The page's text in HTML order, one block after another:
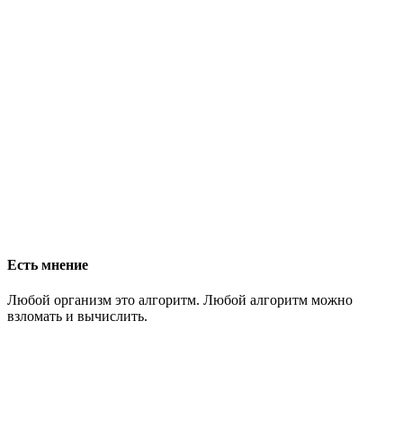
Есть мнение
Любой организм это алгоритм. Любой алгоритм можно
взломать и вычислить.